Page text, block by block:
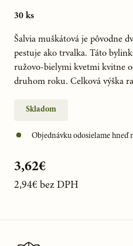
30 ks
Šalvia muškátová je pôvodne
pestuje ako trvalka. Táto
ružovo-bielymi kvetmi kvitne
druhom roku. Celková výška
Skladom
Objednávku odosielame hneď
3,62€
2,94€ bez DPH